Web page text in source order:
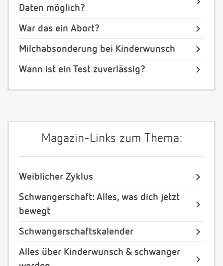
Daten möglich?
War das ein Abort?
Milchabsonderung bei Kinderwunsch
Wann ist ein Test zuverlässig?
Magazin-Links zum Thema:
Weiblicher Zyklus
Schwangerschaft: Alles, was dich jetzt
bewegt
Schwangerschaftskalender
Alles über Kinderwunsch & schwanger